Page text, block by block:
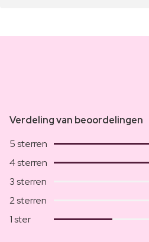
Verdeling van beoordelingen
5 sterren
4 sterren
3 sterren
2 sterren
1 ster